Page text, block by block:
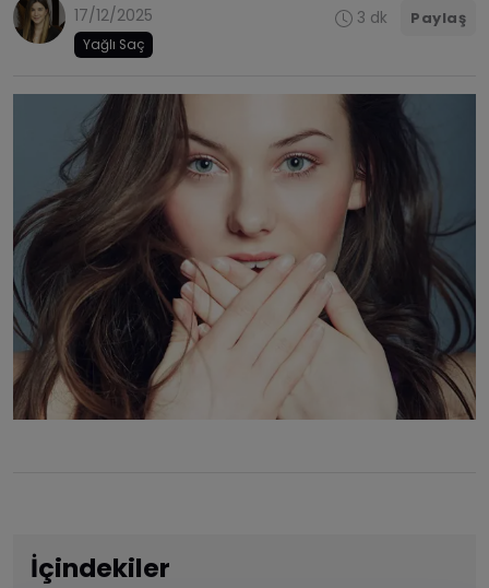
17/12/2025
Yağlı Saç
3 dk Paylaş
İçindekiler